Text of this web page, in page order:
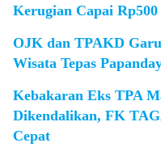
Kerugian Capai
OJK dan TPAKD
Wisata Tepas
Kebakaran Eks TPA
Dikendalikan, FK
Cepat